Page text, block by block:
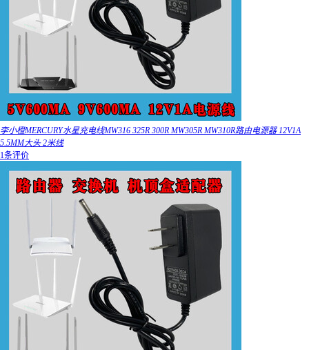
李小橙MERCURY水星充电线MW316 325R 300R MW305R MW310R路由电源器 12V1A
5.5MM大头 2米线
1条评价